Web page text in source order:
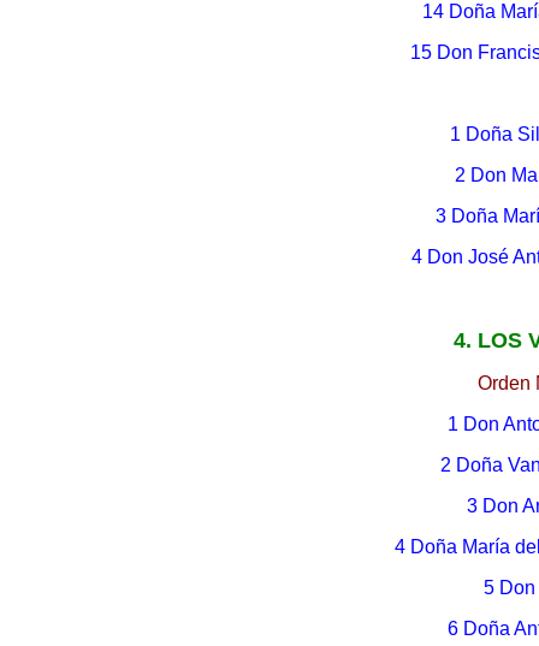
14 Doña
15 Don
1 Doña
2 Don
3 Doña
4 Don José
4. LOS
Orden
1 Don
2 Doña
3 Don
4 Doña María
5 Don
6 Doña